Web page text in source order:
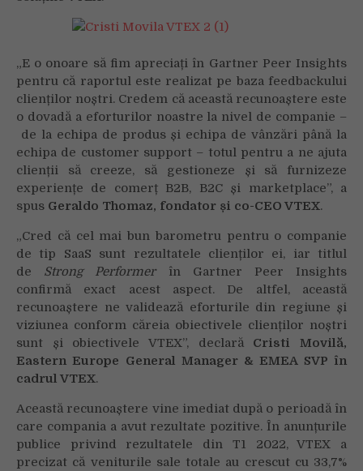
„E o onoare să fim apreciați în Gartner Peer Insights
pentru că raportul este realizat pe baza feedbackului
clienților noștri. Credem că această recunoaștere este
o dovadă a eforturilor noastre la nivel de companie –
de la echipa de produs și echipa de vânzări până la
echipa de customer support – totul pentru a ne ajuta
clienții să creeze, să gestioneze și să furnizeze
experiențe de comerț B2B, B2C și marketplace”, a
spus Geraldo Thomaz, fondator și co-CEO VTEX.
„Cred că cel mai bun barometru pentru o companie
de tip SaaS sunt rezultatele clienților ei, iar titlul
de Strong Performer în Gartner Peer Insights
confirmă exact acest aspect. De altfel, această
recunoaștere ne validează eforturile din regiune și
viziunea conform căreia obiectivele clienților noștri
sunt și obiectivele VTEX”, declară Cristi Movilă,
Eastern Europe General Manager & EMEA SVP în
cadrul VTEX.
Această recunoaștere vine imediat după o perioadă în
care compania a avut rezultate pozitive. În anunțurile
publice privind rezultatele din T1 2022, VTEX a
precizat că veniturile sale totale au crescut cu 33,7%